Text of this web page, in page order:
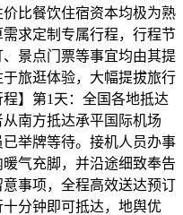
比餐饮住宿资本均极为熟
求定制专属行程，行程节
景点门票等事宜均由其提
旅逛体验，大幅提拔旅行
】第1天：全国各地抵达
南方抵达承平国际机场
举牌等待。接机人员办事
气充脚，并沿途细致奉告
事项，全程高效送达预订
分钟即可抵达，地舆优